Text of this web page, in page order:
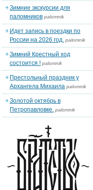
Зимние экскурсии для
паломников palomnik
Идет запись в поездки по
России на 2026 год. palomnik
Зимний Крестный ход
состоится ! palomnik
Престольный праздник у
Архангела Михаила palomnik
Золотой октябрь в
Петропавловке. palomnik